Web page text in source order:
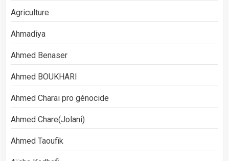
Agriculture
Ahmadiya
Ahmed Benaser
Ahmed BOUKHARI
Ahmed Charai pro génocide
Ahmed Chare(Jolani)
Ahmed Taoufik